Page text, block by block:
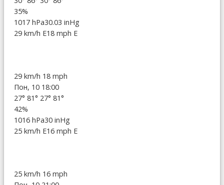
35%
1017 hPa30.03 inHg
29 km/h E18 mph E
29 km/h 18 mph
Пон, 10 18:00
27° 81° 27° 81°
42%
1016 hPa30 inHg
25 km/h E16 mph E
25 km/h 16 mph